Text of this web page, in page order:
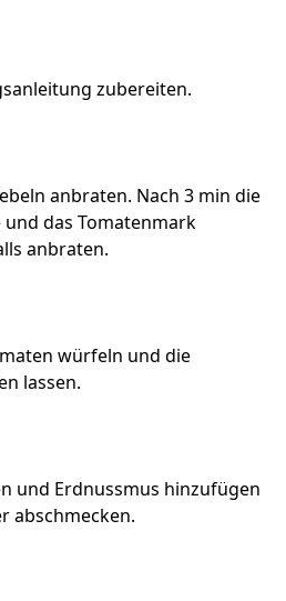
zubereiten.
anbraten. Nach 3 min die
das Tomatenmark
anbraten.
würfeln und die
lassen.
und Erdnussmus hinzufügen
abschmecken.